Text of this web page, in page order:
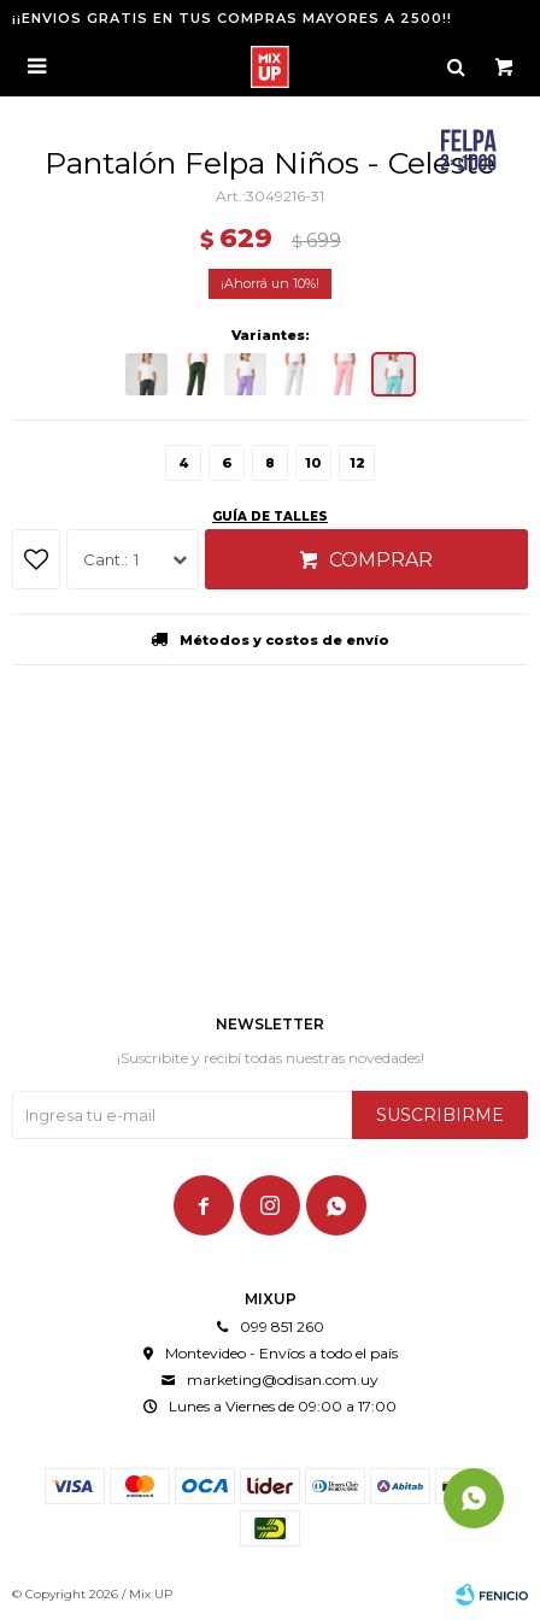
¡¡ENVIOS GRATIS EN TUS COMPRAS MAYORES A 2500!!

Pantalón Felpa Niños - Celeste
3049216-31
$ 629 $ 699
10
Variantes:
4 6 8 10 12
GUÍA DE TALLES
1 COMPRAR
Métodos y costos de envío
MIXUP
099 851 260
Montevideo - Envíos a todo el país
marketing@odisan.com.uy
Lunes a Viernes de 09:00 a 17:00
NEWSLETTER
¡Suscribite y recibí todas nuestras novedades!
SUSCRIBIRME
  
© Copyright 2026 / Mix UP